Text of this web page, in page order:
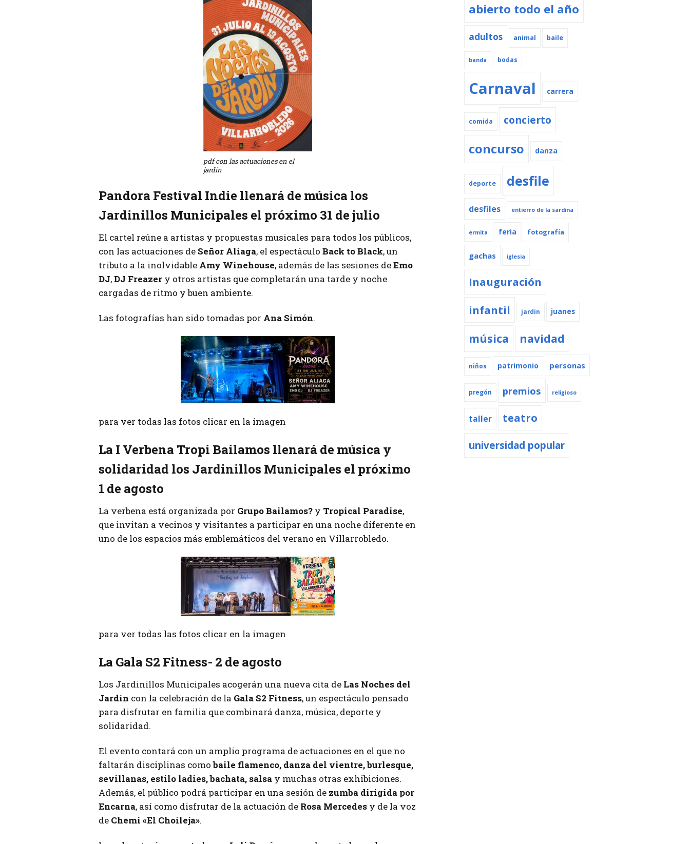
pdf con las actuaciones en el
jardín
Pandora Festival Indie llenará de música los
Jardinillos Municipales el próximo 31 de julio
El cartel reúne a artistas y propuestas musicales para todos los públicos,
con las actuaciones de Señor Aliaga, el espectáculo Back to Black, un
tributo a la inolvidable Amy Winehouse, además de las sesiones deEmo
DJ,DJ Freazer y otros artistas que completarán una tarde y noche
cargadas de ritmo y buen ambiente.
Las fotografías han sido tomadas por Ana Simón.
para ver todas las fotos clicar en la imagen
La I Verbena Tropi Bailamos llenará de música y
solidaridad los Jardinillos Municipales el próximo
1 de agosto
La verbena está organizada por Grupo Bailamos? y Tropical Paradise,
que invitan a vecinos y visitantes a participar en una noche diferente en
uno de los espacios más emblemáticos del verano en Villarrobledo.
para ver todas las fotos clicar en la imagen
La Gala S2 Fitness- 2 de agosto
Los Jardinillos Municipales acogerán una nueva cita de Las Noches del
Jardín con la celebración de la Gala S2 Fitness, un espectáculo pensado
para disfrutar en familia que combinará danza, música, deporte y
solidaridad.
El evento contará con un amplio programa de actuaciones en el que no
faltarán disciplinas comobaile flamenco, danza del vientre, burlesque,
sevillanas, estilo ladies, bachata, salsa y muchas otras exhibiciones.
Además, el público podrá participar en una sesión de zumba dirigida por
Encarna, así como disfrutar de la actuación de Rosa Mercedes y de la voz
de Chemi «El Choileja».
abierto todo el año
adultos animal baile
banda bodas
Carnaval carrera
comida concierto
concurso danza
deporte desfile
desfiles entierro de la sardina
ermita feria fotografía
gachas iglesia
Inauguración
infantil
jardin juanes
música navidad
niños patrimonio personas
pregón premios religioso
taller teatro
universidad popular